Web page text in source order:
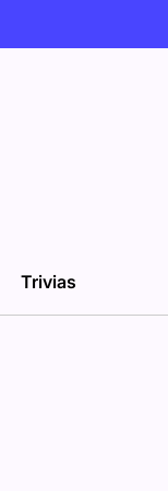
Trivias